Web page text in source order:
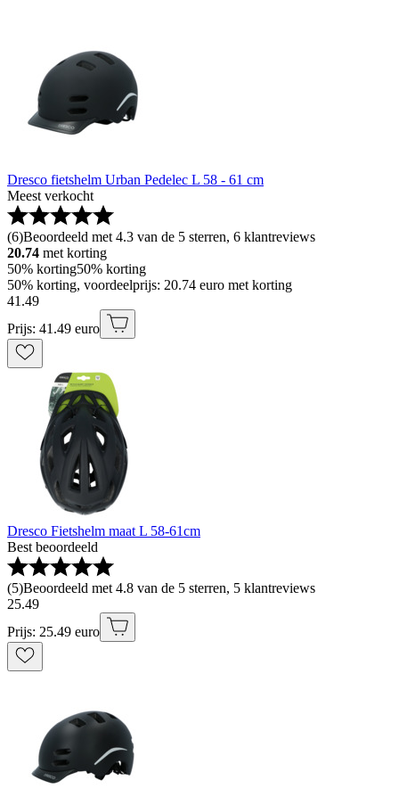
Dresco fietshelm Urban Pedelec L 58 - 61 cm
Meest verkocht
(6)Beoordeeld met 4.3 van de 5 sterren, 6 klantreviews
20.74 met korting
50% korting50% korting
50% korting, voordeelprijs: 20.74 euro met korting
41 .49
Prijs: 41.49 euro
Dresco Fietshelm maat L 58-61cm
Best beoordeeld
(5)Beoordeeld met 4.8 van de 5 sterren, 5 klantreviews
25.49
Prijs: 25.49 euro